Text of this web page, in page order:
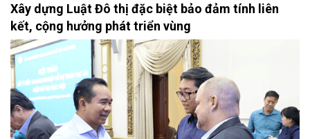
Xây dựng Luật Đô thị đặc biệt bảo đảm tính liên
kết, cộng hưởng phát triển vùng